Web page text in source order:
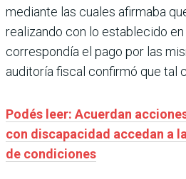
mediante las cuales afirmaba
realizando con lo establecido
correspondía el pago por las
auditoría fiscal confirmó que tal
Podés leer: Acuerdan
con discapacidad accedan a
de condiciones